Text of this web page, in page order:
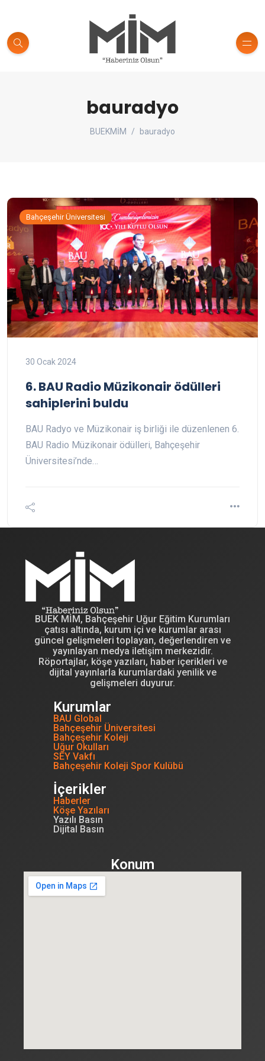
bauradyo
BUEKMİM bauradyo
Bahçeşehir Üniversitesi
30 Ocak 2024
6. BAU Radio Müzikonair ödülleri
sahiplerini buldu
BAU Radyo ve Müzikonair iş birliği ile düzenlenen 6.
BAU Radio Müzikonair ödülleri, Bahçeşehir
Üniversitesi’nde…
BUEK MİM, Bahçeşehir Uğur Eğitim Kurumları
çatısı altında, kurum içi ve kurumlar arası
güncel gelişmeleri toplayan, değerlendiren ve
yayınlayan medya iletişim merkezidir.
Röportajlar, köşe yazıları, haber içerikleri ve
dijital yayınlarla kurumlardaki yenilik ve
gelişmeleri duyurur.
Kurumlar
BAU Global
Bahçeşehir Üniversitesi
Bahçeşehir Koleji
Uğur Okulları
SEY Vakfı
Bahçeşehir Koleji Spor Kulübü
İçerikler
Haberler
Köşe Yazıları
Yazılı Basın
Dijital Basın
Konum